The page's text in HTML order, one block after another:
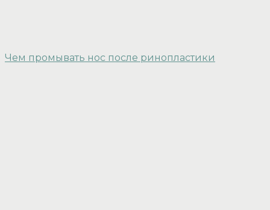
Чем промывать нос после ринопластики